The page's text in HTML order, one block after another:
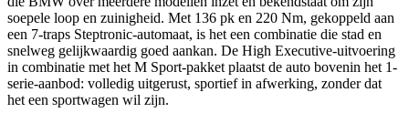
soepele loop en zuinigheid. Met 136 pk en 220 Nm, gekoppeld aan
een 7-traps Steptronic-automaat, is het een combinatie die stad en
snelweg gelijkwaardig goed aankan. De High Executive-uitvoering
in combinatie met het M Sport-pakket plaatst de auto bovenin het 1-
serie-aanbod: volledig uitgerust, sportief in afwerking, zonder dat
het een sportwagen wil zijn.